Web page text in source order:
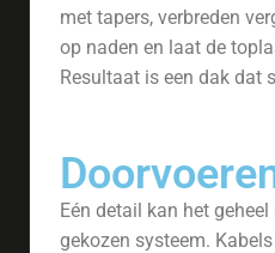
met tapers, verbreden
op naden en laat de
Resultaat is een dak dat
Eén detail kan het
gekozen systeem.